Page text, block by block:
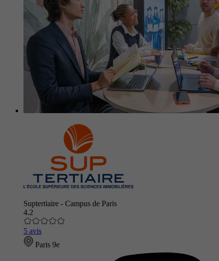
Suptertiaire - Campus de Paris
4.2
5 avis
Paris 9e